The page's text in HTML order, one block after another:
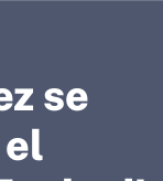
se